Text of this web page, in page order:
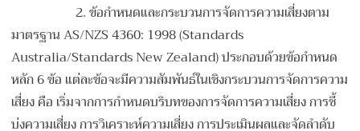
2. ข้อกำหนดและกระบวนการจัดการความเสี่ยงตาม
มาตรฐาน AS/NZS 4360: 1998 (Standards
Australia/Standards New Zealand) ประกอบด้วยข้อกำหนด
หลัก 6 ข้อ แต่ละข้อจะมีความสัมพันธ์ในเชิงกระบวนการจัดการความ
เสี่ยง คือ เริ่มจากการกำหนดบริบทของการจัดการความเสี่ยง การชี้
บ่งความเสี่ยง การวิเคราะห์ความเสี่ยง การประเมินผลและจัดลำดับ